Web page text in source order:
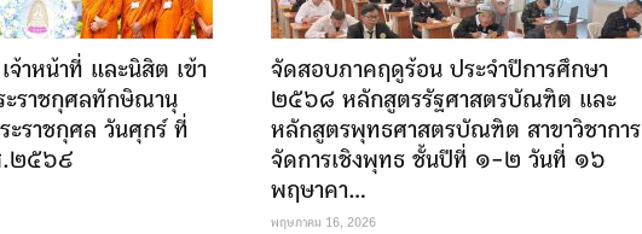
าหน้าที่ และนิสิต เข้า
ราชกุศลทักษิณานุ
ะราชกุศล วันศุกร์ ที่
.๒๕๖๙
จัดสอบภาคฤดูร้อน ประจำปีการศึกษา
๒๕๖๘ หลักสูตรรัฐศาสตรบัณฑิต และ
หลักสูตรพุทธศาสตรบัณฑิต สาขาวิชาการ
จัดการเชิงพุทธ ชั้นปีที่ ๑-๒ วันที่ ๑๖
พฤษาคา...
พฤษภาคม 16, 2026